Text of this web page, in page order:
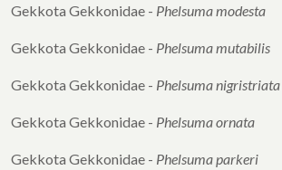
Gekkota Gekkonidae - Phelsuma modesta
Gekkota Gekkonidae - Phelsuma mutabilis
Gekkota Gekkonidae - Phelsuma nigristriata
Gekkota Gekkonidae - Phelsuma ornata
Gekkota Gekkonidae - Phelsuma parkeri